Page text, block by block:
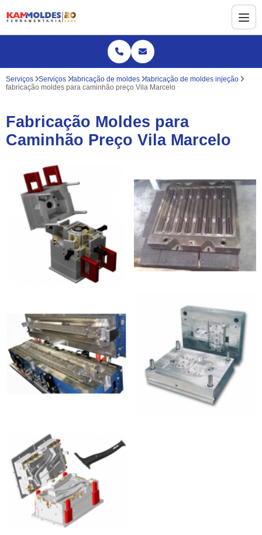
Serviços Serviços fabricação de moldes
fabricação de moldes injeção
fabricação moldes para caminhão preço Vila Marcelo
Fabricação Moldes para
Caminhão Preço Vila Marcelo